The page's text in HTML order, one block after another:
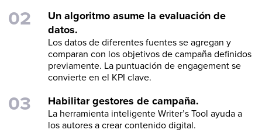
Un algoritmo asume la evaluación de
datos.
Los datos de diferentes fuentes se agregan y
comparan con los objetivos de campaña definidos
previamente. La puntuación de engagement se
convierte en el KPI clave.
Habilitar gestores de campaña.
La herramienta inteligente Writer’s Tool ayuda a
los autores a crear contenido digital.